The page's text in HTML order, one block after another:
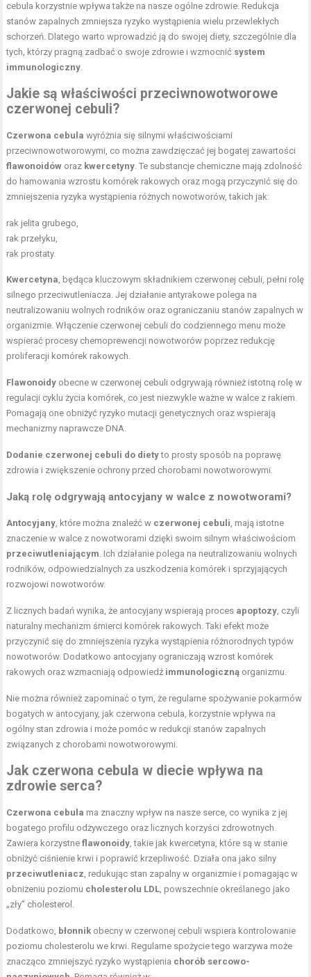
cebula korzystnie wpływa także na nasze ogólne zdrowie. Redukcja
stanów zapalnych zmniejsza ryzyko wystąpienia wielu przewlekłych
schorzeń. Dlatego warto wprowadzić ją do swojej diety, szczególnie dla
tych, którzy pragną zadbać o swoje zdrowie i wzmocnić system
immunologiczny.
Jakie są właściwości przeciwnowotworowe
czerwonej cebuli?
Czerwona cebula wyróżnia się silnymi właściwościami
przeciwnowotworowymi, co można zawdzięczać jej bogatej zawartości
flawonoidów oraz kwercetyny. Te substancje chemiczne mają zdolność
do hamowania wzrostu komórek rakowych oraz mogą przyczynić się do
zmniejszenia ryzyka wystąpienia różnych nowotworów, takich jak:
rak jelita grubego,
rak przełyku,
rak prostaty.
Kwercetyna, będąca kluczowym składnikiem czerwonej cebuli, pełni rolę
silnego przeciwutleniacza. Jej działanie antyrakowe polega na
neutralizowaniu wolnych rodników oraz ograniczaniu stanów zapalnych w
organizmie. Włączenie czerwonej cebuli do codziennego menu może
wspierać procesy chemoprewencji nowotworów poprzez redukcję
proliferacji komórek rakowych.
Flawonoidy obecne w czerwonej cebuli odgrywają również istotną rolę w
regulacji cyklu życia komórek, co jest niezwykle ważne w walce z rakiem.
Pomagają one obniżyć ryzyko mutacji genetycznych oraz wspierają
mechanizmy naprawcze DNA.
Dodanie czerwonej cebuli do dietyto prosty sposób na poprawę
zdrowia i zwiększenie ochrony przed chorobami nowotworowymi.
Jaką rolę odgrywają antocyjany w walce z nowotworami?
Antocyjany, które można znaleźć w czerwonej cebuli, mają istotne
znaczenie w walce z nowotworami dzięki swoim silnym właściwościom
przeciwutleniającym. Ich działanie polega na neutralizowaniu wolnych
rodników, odpowiedzialnych za uszkodzenia komórek i sprzyjających
rozwojowi nowotworów.
Z licznych badań wynika, że antocyjany wspierają proces apoptozy, czyli
naturalny mechanizm śmierci komórek rakowych. Taki efekt może
przyczynić się do zmniejszenia ryzyka wystąpienia różnorodnych typów
nowotworów. Dodatkowo antocyjany ograniczają wzrost komórek
rakowych oraz wzmacniają odpowiedź immunologiczną organizmu.
Nie można również zapominać o tym, że regularne spożywanie pokarmów
bogatych w antocyjany, jak czerwona cebula, korzystnie wpływa na
ogólny stan zdrowia i może pomóc w redukcji stanów zapalnych
związanych z chorobami nowotworowymi.
Jak czerwona cebula w diecie wpływa na
zdrowie serca?
Czerwona cebula ma znaczny wpływ na nasze serce, co wynika z jej
bogatego profilu odżywczego oraz licznych korzyści zdrowotnych.
Zawiera korzystneflawonoidy, takie jak kwercetyna, które są w stanie
obniżyć ciśnienie krwi i poprawić krzepliwość. Działa ona jako silny
przeciwutleniacz, redukując stan zapalny w organizmie i pomagając w
obniżeniu poziomu cholesterolu LDL, powszechnie określanego jako
„zły” cholesterol.
Dodatkowo, błonnik obecny w czerwonej cebuli wspiera kontrolowanie
poziomu cholesterolu we krwi. Regularne spożycie tego warzywa może
znacząco zmniejszyć ryzyko wystąpienia chorób sercowo-